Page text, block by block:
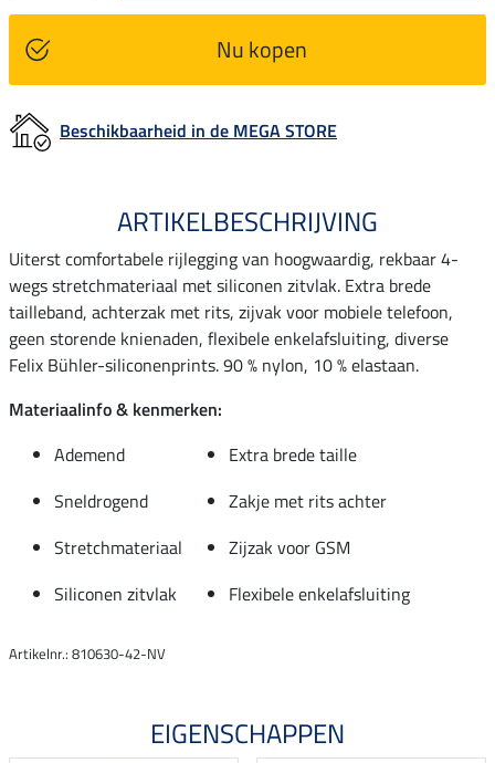
Nu kopen
Beschikbaarheid in de MEGA STORE
ARTIKELBESCHRIJVING
Uiterst comfortabele rijlegging van hoogwaardig, rekbaar 4-
wegs stretchmateriaal met siliconen zitvlak. Extra brede
tailleband, achterzak met rits, zijvak voor mobiele telefoon,
geen storende knienaden, flexibele enkelafsluiting, diverse
Felix Bühler-siliconenprints. 90 % nylon, 10 % elastaan.
Materiaalinfo & kenmerken:
Ademend
Extra brede taille
Sneldrogend
Zakje met rits achter
Stretchmateriaal
Zijzak voor GSM
Siliconen zitvlak
Flexibele enkelafsluiting
Artikelnr.: 810630-42-NV
EIGENSCHAPPEN